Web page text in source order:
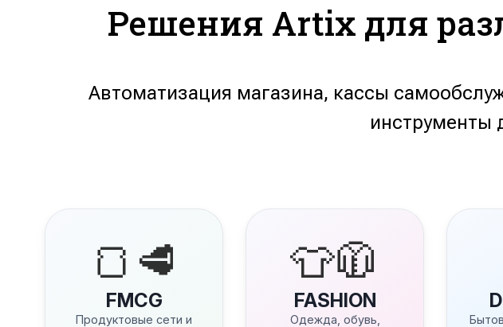
Решения Artix для
Автоматизация магазина, кассы
инструменты
🍞🥩
FMCG
Продуктовые сети и
👕🧥
FASHION
Одежда, обувь,